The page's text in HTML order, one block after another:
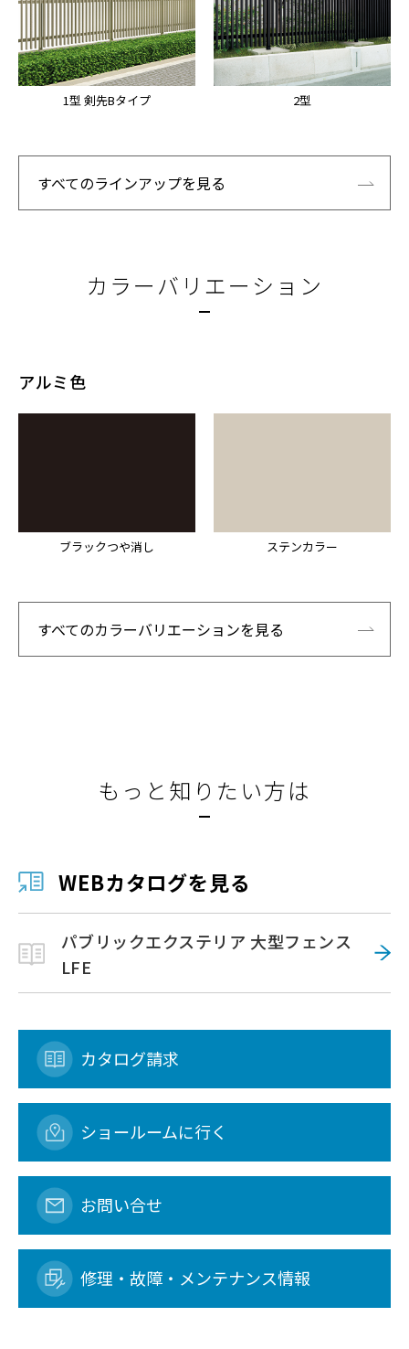
1型 剣先Bタイプ 2型
すべてのラインアップを見る
カラーバリエーション
アルミ色
ブラックつや消し ステンカラー
すべてのカラーバリエーションを見る
もっと知りたい方は
WEBカタログを見る
パブリックエクステリア 大型フェンス
LFE
カタログ請求
ショールームに行く
お問い合せ
修理・故障・メンテナンス情報